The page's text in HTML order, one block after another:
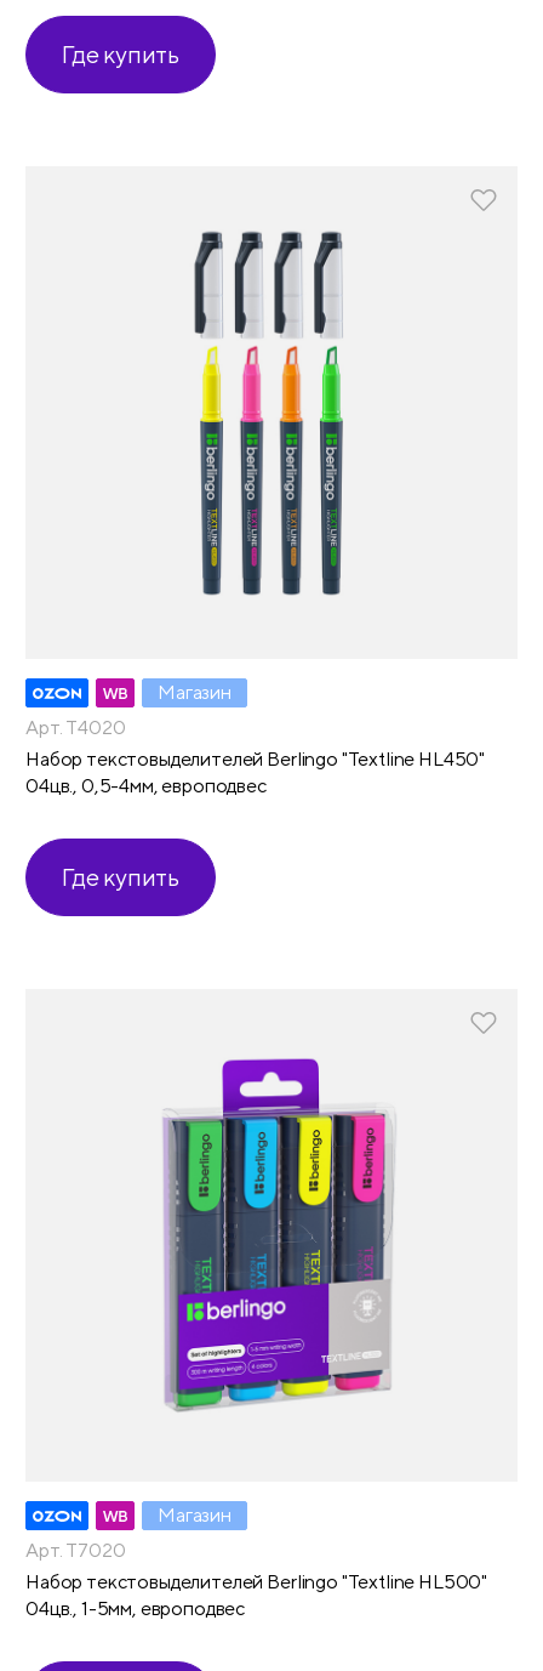
Где купить
Магазин
Арт. T4020
Набор текстовыделителей Berlingo "Textline HL450"
04цв., 0,5-4мм, европодвес
Где купить
Магазин
Арт. T7020
Набор текстовыделителей Berlingo "Textline HL500"
04цв., 1-5мм, европодвес